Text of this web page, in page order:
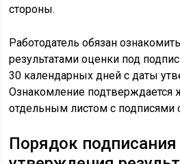
стороны.
Работодатель обязан
результатами оценки под
30 календарных дней с даты
Ознакомление подтверждается
отдельным листом с подписями
Порядок подписания